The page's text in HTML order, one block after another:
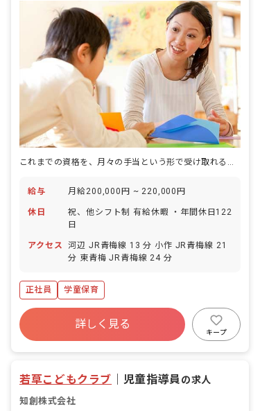
これまでの資格を、月々の手当という形で受け取れる学童の正社員求人です。
給与 月給200,000円 ~ 220,000円
休日
祝、他シフト制 有給休暇 ・年間休日122
日
アクセス
河辺 JR青梅線 13 分 小作 JR青梅線 21
分 東青梅 JR青梅線 24 分
正社員 学童保育
詳しく見る
キープ
若草こどもクラブ 児童指導員の求人
知創株式会社